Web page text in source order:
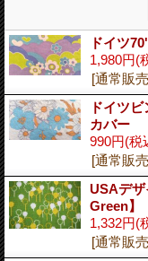
ドイツ
1,980円(
[通常販
ドイツ
カバー
990円(税
[通常販
USAデ
Green】
1,332円(
[通常販